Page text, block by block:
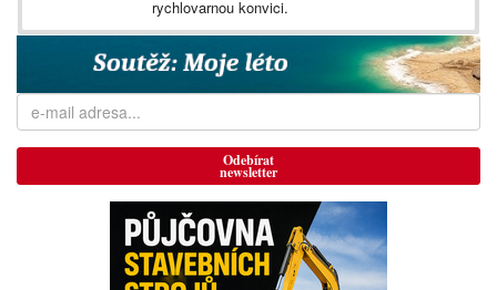
rychlovarnou konvici.
Odebírat
newsletter